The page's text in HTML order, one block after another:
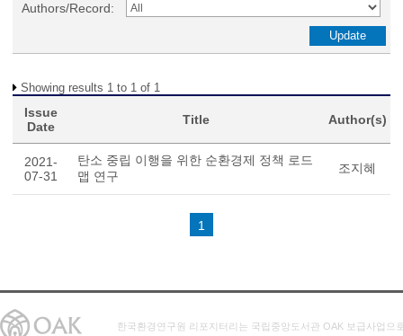
Authors/Record:
Showing results 1 to 1 of 1
Issue
Date
Title Author(s)
2021-
07-31
탄소 중립 이행을 위한 순환경제 정책 로드
맵 연구
조지혜
1
한국환경연구원 리포지터리는 국립중앙도서관 OAK 보급사업